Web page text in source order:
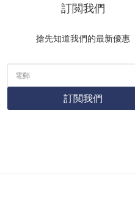
訂閲我們
搶先知道我們的最新優惠
訂閲我們